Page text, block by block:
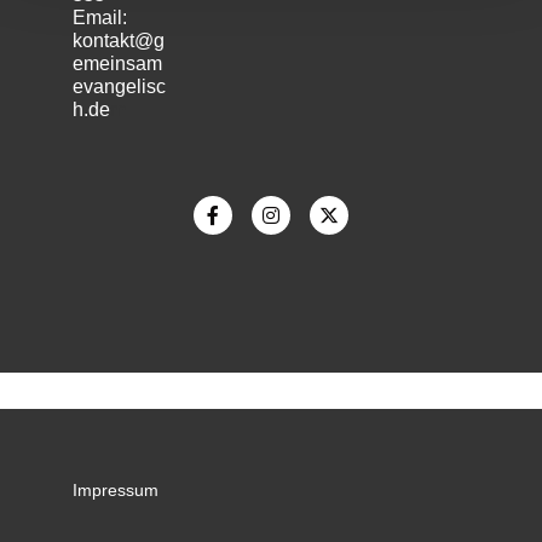
Email:
kontakt@g
emeinsam
evangelisc
h.de
Impressum